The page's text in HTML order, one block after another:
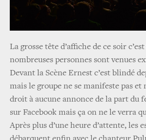
La grosse tête d’affiche de ce soir c’est
nombreuses personnes sont venues
Devant la Scène Ernest c’est blindé
mais le groupe ne se manifeste pas et
droit à aucune annonce de la part du
sur Facebook mais ça on ne le verra
Après plus d’une heure d’attente, les